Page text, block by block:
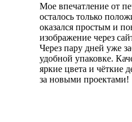
Мое впечатление от
осталось только
оказался простым и
изображение через
Через пару дней уже
удобной упаковке.
яркие цвета и чёткие
за новыми проектами!